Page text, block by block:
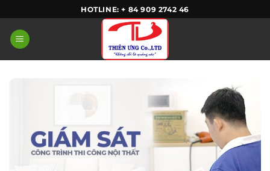
content
HOTLINE: + 84 909 2742 46